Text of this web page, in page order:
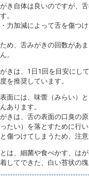
き自体は良いのですが、
。
力加減によって舌を傷つ
め、舌みがきの回数があ
。
きは、1日1回を目安にし
を推奨しています。
面には、味蕾（みらい）
あります。
きは、舌の表面の口臭の
ったい）を落とすために行
傷つけてしまうため、注意
は、細菌や食べかす、は
してできた、白い苔状の塊